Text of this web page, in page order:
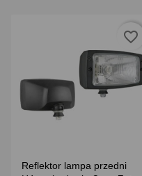
Reflektor lampa przedni
favorite_border